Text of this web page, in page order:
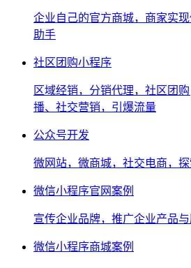
企业自己的官方商城，商家实
助手
社区团购小程序
区域经销，分销代理，社区团
播、社交营销，引爆流量
公众号开发
微网站，微商城，社交电商，
微信小程序官网案例
宣传企业品牌，推广企业产品
微信小程序商城案例